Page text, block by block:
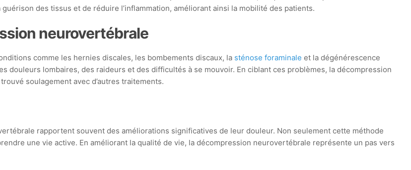
des tissus et de réduire l’inflammation, améliorant ainsi la mobilité des patients.
neurovertébrale
comme les hernies discales, les bombements discaux, la sténose foraminale et la dégénérescence
douleurs lombaires, des raideurs et des difficultés à se mouvoir. En ciblant ces problèmes, la décompression
soulagement avec d’autres traitements.
rapportent souvent des améliorations significatives de leur douleur. Non seulement cette méthode
une vie active. En améliorant la qualité de vie, la décompression neurovertébrale représente un pas vers